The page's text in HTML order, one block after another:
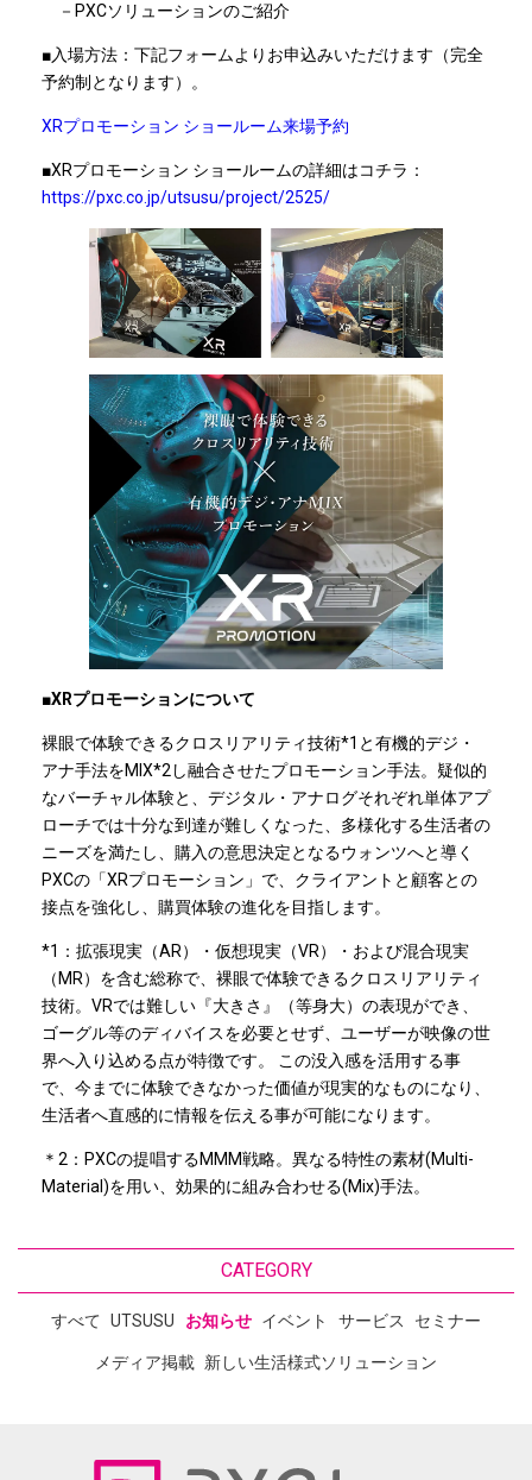
－PXCソリューションのご紹介
■入場方法：下記フォームよりお申込みいただけます（完全
予約制となります）。
XRプロモーション ショールーム来場予約
■XRプロモーション ショールームの詳細はコチラ：
https://pxc.co.jp/utsusu/project/2525/
■XRプロモーションについて
裸眼で体験できるクロスリアリティ技術*1と有機的デジ・
アナ手法をMIX*2し融合させたプロモーション手法。疑似的
なバーチャル体験と、デジタル・アナログそれぞれ単体アプ
ローチでは十分な到達が難しくなった、多様化する生活者の
ニーズを満たし、購入の意思決定となるウォンツへと導く
PXCの「XRプロモーション」で、クライアントと顧客との
接点を強化し、購買体験の進化を目指します。
*1：拡張現実（AR）・仮想現実（VR）・および混合現実
（MR）を含む総称で、裸眼で体験できるクロスリアリティ
技術。VRでは難しい『大きさ』（等身大）の表現ができ、
ゴーグル等のディバイスを必要とせず、ユーザーが映像の世
界へ入り込める点が特徴です。 この没入感を活用する事
で、今までに体験できなかった価値が現実的なものになり、
生活者へ直感的に情報を伝える事が可能になります。
＊2：PXCの提唱するMMM戦略。異なる特性の素材(Multi-
Material)を用い、効果的に組み合わせる(Mix)手法。
CATEGORY
すべて UTSUSU お知らせ イベント サービス セミナー
メディア掲載 新しい生活様式ソリューション